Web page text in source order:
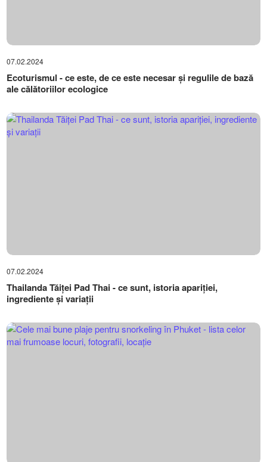
07.02.2024
Ecoturismul - ce este, de ce este necesar și regulile de bază
ale călătoriilor ecologice
07.02.2024
Thailanda Tăiței Pad Thai - ce sunt, istoria apariției,
ingrediente și variații